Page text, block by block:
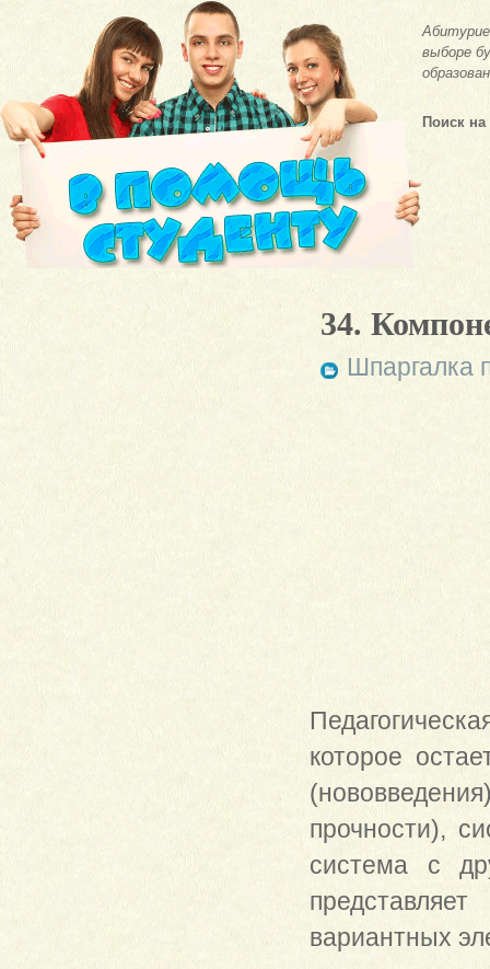
выборе
Поиск на
34.
Шпаргалка
которое
прочности),
система с
вариантных